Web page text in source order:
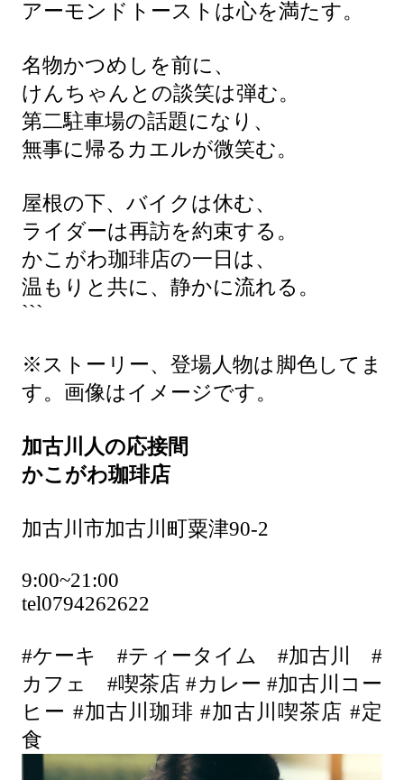
アーモンドトーストは心を満たす。
名物かつめしを前に、
けんちゃんとの談笑は弾む。
第二駐車場の話題になり、
無事に帰るカエルが微笑む。
屋根の下、バイクは休む、
ライダーは再訪を約束する。
かこがわ珈琲店の一日は、
温もりと共に、静かに流れる。
```
※ストーリー、登場人物は脚色してま
す。画像はイメージです。
加古川人の応接間
かこがわ珈琲店
加古川市加古川町粟津90-2
9:00~21:00
tel0794262622
#ケーキ #ティータイム #加古川 #
カフェ #喫茶店 #カレー #加古川コー
ヒー #加古川珈琲 #加古川喫茶店 #定
食